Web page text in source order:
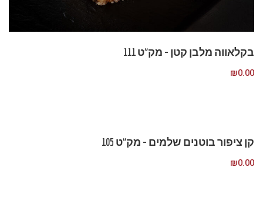
בקלאווה מלבן קטן – מק”ט 111
₪0.00
קן ציפור בוטנים שלמים – מק”ט 105
₪0.00